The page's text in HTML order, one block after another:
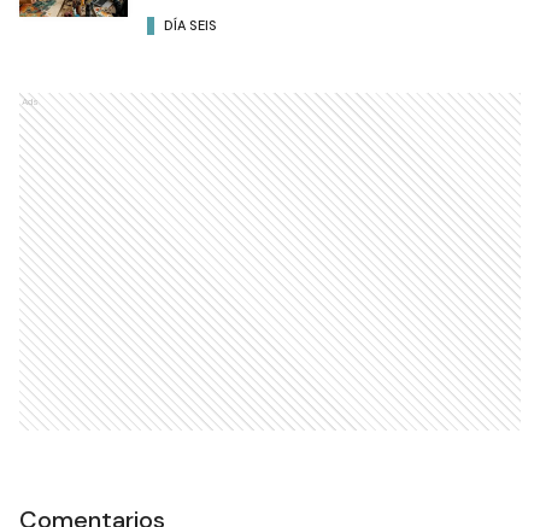
DÍA SEIS
Ads
Comentarios